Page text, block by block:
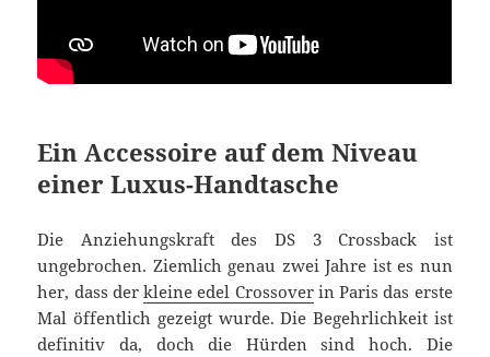
Ein Accessoire auf dem Niveau
einer Luxus-Handtasche
Die Anziehungskraft des DS 3 Crossback ist
ungebrochen. Ziemlich genau zwei Jahre ist es nun
her, dass derkleine edel Crossoverin Paris das erste
Mal öffentlich gezeigt wurde. Die Begehrlichkeit ist
definitiv da, doch die Hürden sind hoch. Die